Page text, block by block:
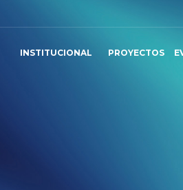
INSTITUCIONAL PROYECTOS